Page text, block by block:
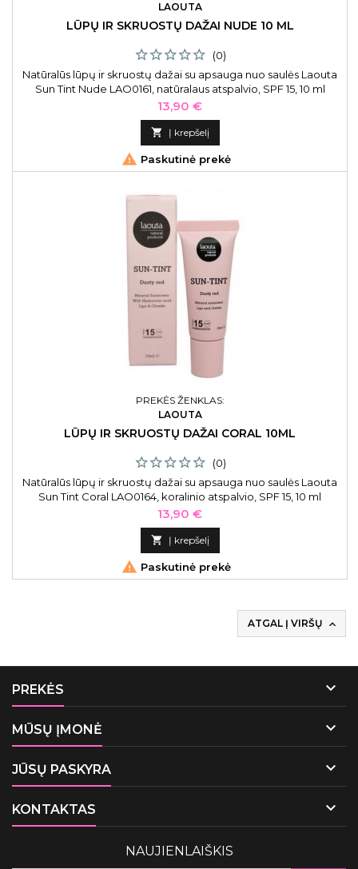
LAOUTA
LŪPŲ IR SKRUOSTŲ DAŽAI NUDE 10 ML
(0)
Natūralūs lūpų ir skruostų dažai su apsauga nuo saulės Laouta
Sun Tint Nude LAO0161, natūralaus atspalvio, SPF 15, 10 ml
Kaina
13,90 €
 Į krepšelį
 Paskutinė prekė
PREKĖS ŽENKLAS:
LAOUTA
LŪPŲ IR SKRUOSTŲ DAŽAI CORAL 10ML
(0)
Natūralūs lūpų ir skruostų dažai su apsauga nuo saulės Laouta
Sun Tint Coral LAO0164, koralinio atspalvio, SPF 15, 10 ml
Kaina
13,90 €
 Į krepšelį
 Paskutinė prekė
ATGAL Į VIRŠŲ 
PREKĖS 
MŪSŲ ĮMONĖ 
JŪSŲ PASKYRA 
KONTAKTAS 
NAUJIENLAIŠKIS